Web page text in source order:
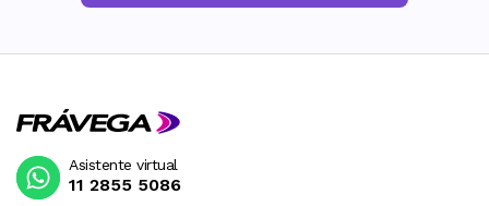
Asistente virtual
11 2855 5086